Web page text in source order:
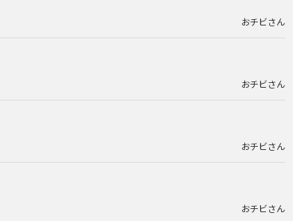
おチビさん
おチビさん
おチビさん
おチビさん